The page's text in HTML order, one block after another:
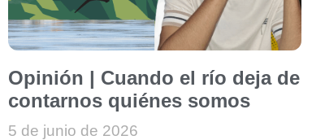
Opinión | Cuando el río deja de
contarnos quiénes somos
5 de junio de 2026